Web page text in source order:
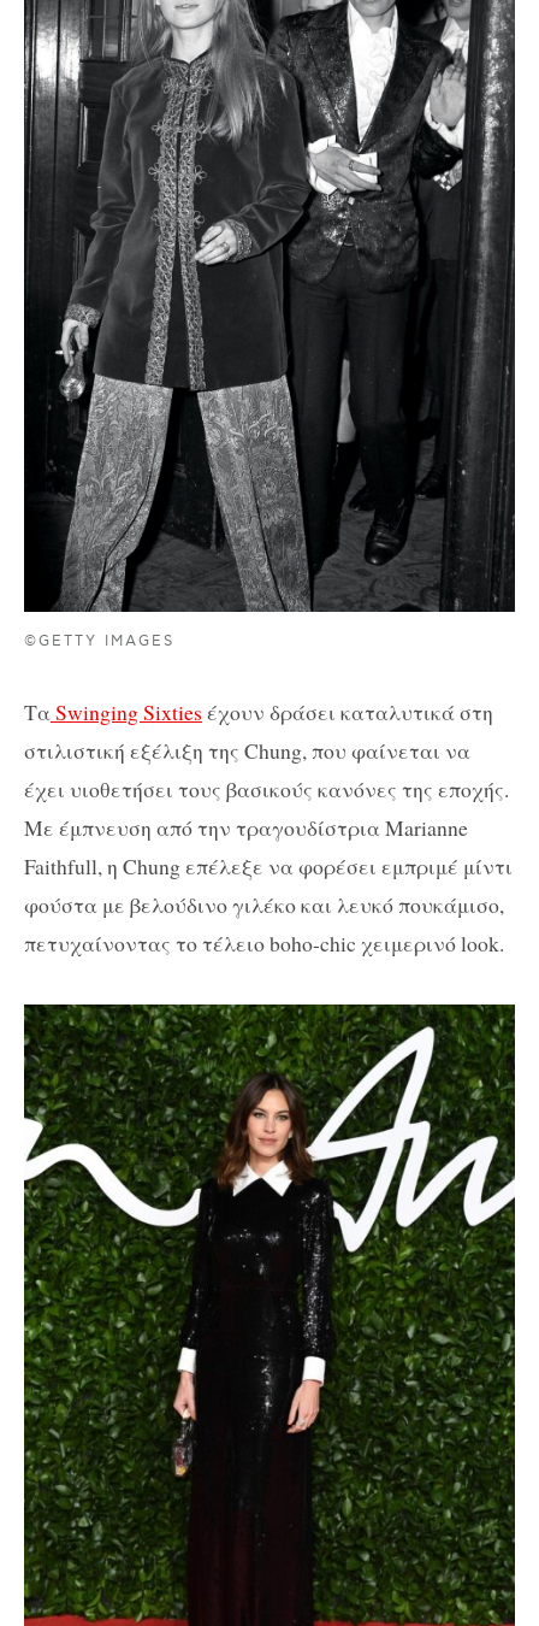
©GETTY IMAGES
ΤαSwinging Sixties έχουν δράσει καταλυτικά στη
στιλιστική εξέλιξη της Chung, που φαίνεται να
έχει υιοθετήσει τους βασικούς κανόνες της εποχής.
Με έμπνευση από την τραγουδίστρια Marianne
Faithfull, η Chung επέλεξε να φορέσει εμπριμέ μίντι
φούστα με βελούδινο γιλέκο και λευκό πουκάμισο,
πετυχαίνοντας το τέλειο boho-chic χειμερινό look.